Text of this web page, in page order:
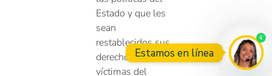
Estado y que les
sean
restablecidos sus
derechos como
víctimas del
Estamos en línea
4